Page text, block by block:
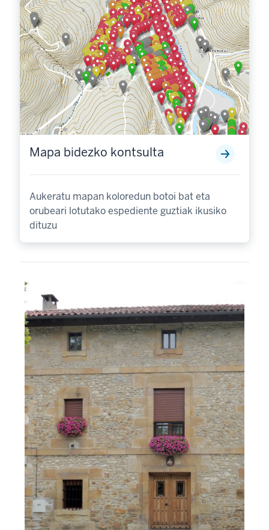
Mapa bidezko kontsulta
Aukeratu mapan koloredun botoi bat eta
orubeari lotutako espediente guztiak ikusiko
dituzu